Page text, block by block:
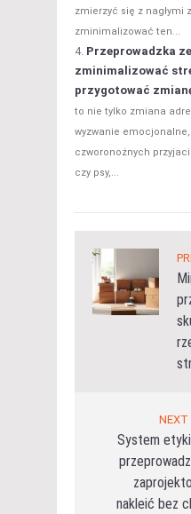
zmierzyć się z nagłymi
zminimalizować ten...
Przeprowadzka
zminimalizować
przygotować
to nie tylko zmiana
wyzwanie
czworonożnych
czy psy,...
NEXT
System
nakleić bez